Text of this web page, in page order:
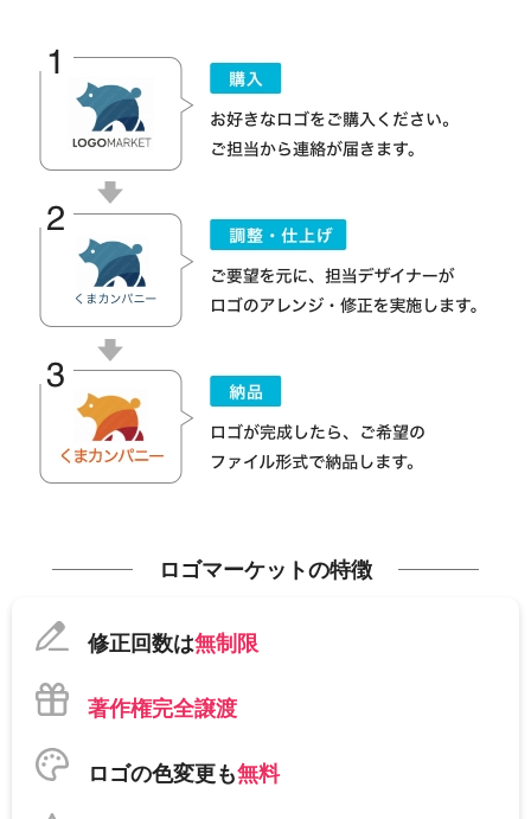
ロゴマーケットの特徴
修正回数は無制限
著作権完全譲渡
ロゴの色変更も無料